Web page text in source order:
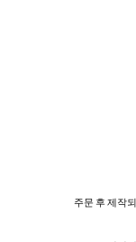
주문 후 제작